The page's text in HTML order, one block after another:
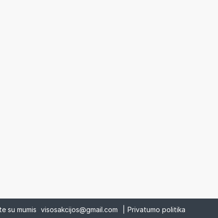
su mumis visosakcijos@gmail.com Privatumo politika